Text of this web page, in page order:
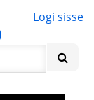
Logi sisse